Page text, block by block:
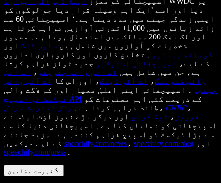
دیا اور اسے ’ایک اہم وسیلہ قرار دیا جو لوگوں کو
اپنی زندگی جینے میں مدد دیتا ہے۔‘ اسپیچفائی 60 سے
زائد زبانوں میں 1,000+ قدرتی آوازیں فراہم کرتا ہے
اور لگ بھگ 200 ممالک میں استعمال ہوتا ہے۔ مشہور
شخصیات کی آوازوں میں شامل ہیں سنُوپ ڈاگ اور
گوینتھ پیلٹرو
۔ تخلیق کاروں اور کاروباری اداروں
کے لیے،
اسپیچفائی اسٹوڈیو جدید ٹولز فراہم کرتا
ہے، جن میں شامل ہیں اے آئی وائس جنریٹر ،
اے آئی
وائس کلوننگ، اے آئی ڈبنگ، اور اس کا
اے آئی وائس
چینجر
۔ اسپیچفائی اپنی اعلیٰ معیار اور کم لاگت والی
ٹیکسٹ ٹو اسپیچ API
طاقت فراہم کرتا ہے۔
وال اسٹریٹ جرنل ، CNBC ،
فوربز ، ٹیک کرنچ اور دیگر بڑے نیوز آؤٹ لیٹس نے
اسپیچفائی کو نمایاں کیا ہے۔ اسپیچفائی دنیا کا سب
سے بڑا ٹیکسٹ ٹو اسپیچ فراہم کنندہ ہے۔ مزید جاننے
speechify.com/news ، speechify.com/blog اور
speechify.com/press
فہرستِ مضامین